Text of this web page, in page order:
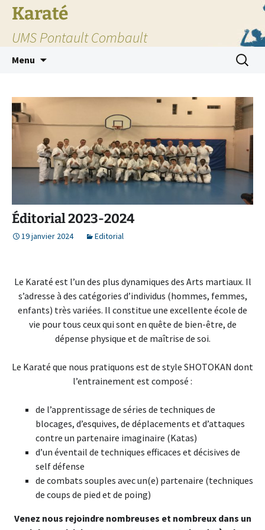
Karaté
UMS Pontault Combault
Menu
Éditorial 2023-2024
19 janvier 2024 Editorial
Le Karaté est l’un des plus dynamiques des Arts martiaux. Il
s’adresse à des catégories d’individus (hommes, femmes,
enfants) très variées. Il constitue une excellente école de
vie pour tous ceux qui sont en quête de bien-être, de
dépense physique et de maîtrise de soi.
Le Karaté que nous pratiquons est de style SHOTOKAN dont
l’entrainement est composé :
de l’apprentissage de séries de techniques de
blocages, d’esquives, de déplacements et d’attaques
contre un partenaire imaginaire (Katas)
d’un éventail de techniques efficaces et décisives de
self défense
de combats souples avec un(e) partenaire (techniques
de coups de pied et de poing)
Venez nous rejoindre nombreuses et nombreux dans un